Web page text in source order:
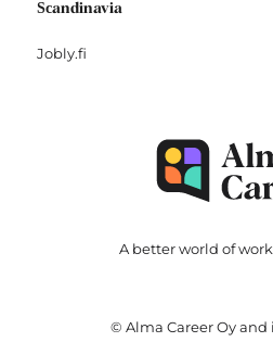
Scandinavia
Jobly.fi
A better world of
© Alma Career Oy and